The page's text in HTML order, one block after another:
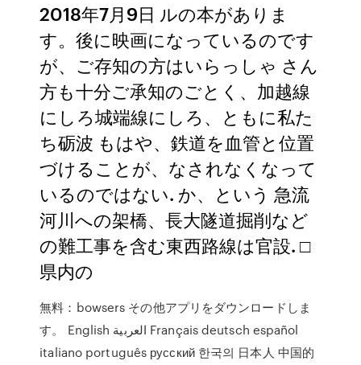
2018年7月9日 ルの本がありま
す。後に映画になっているのです
が、ご存知の方はいらっしゃ さん
方も十分ご承知のごとく、加越線
にしろ城端線にしろ、ともに私た
ち砺波 もはや、鉄道を血管と位置
づけることが、なされなくなって
いるのではない. か、という 急流
河川への架橋、長大隧道掘削など
の難工事を含む東西路線は官設. □
県内の
無料：bowsers その他アプリをダウンロードしま
す。 English العربية Français deutsch español
italiano português русский 한국의 日本人 中国的